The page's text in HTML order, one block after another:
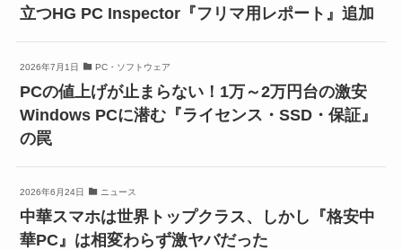
立つHG PC Inspector『フリマ用レポート』追加
2026年7月1日 PC・ソフトウェア
PCの値上げが止まらない！1万～2万円台の激安
Windows PCに潜む『ライセンス・SSD・保証』
の罠
2026年6月24日 ニュース
中華スマホは世界トップクラス、しかし『格安中
華PC』は相変わらず激ヤバだった